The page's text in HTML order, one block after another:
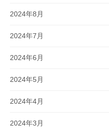
2024年8月
2024年7月
2024年6月
2024年5月
2024年4月
2024年3月